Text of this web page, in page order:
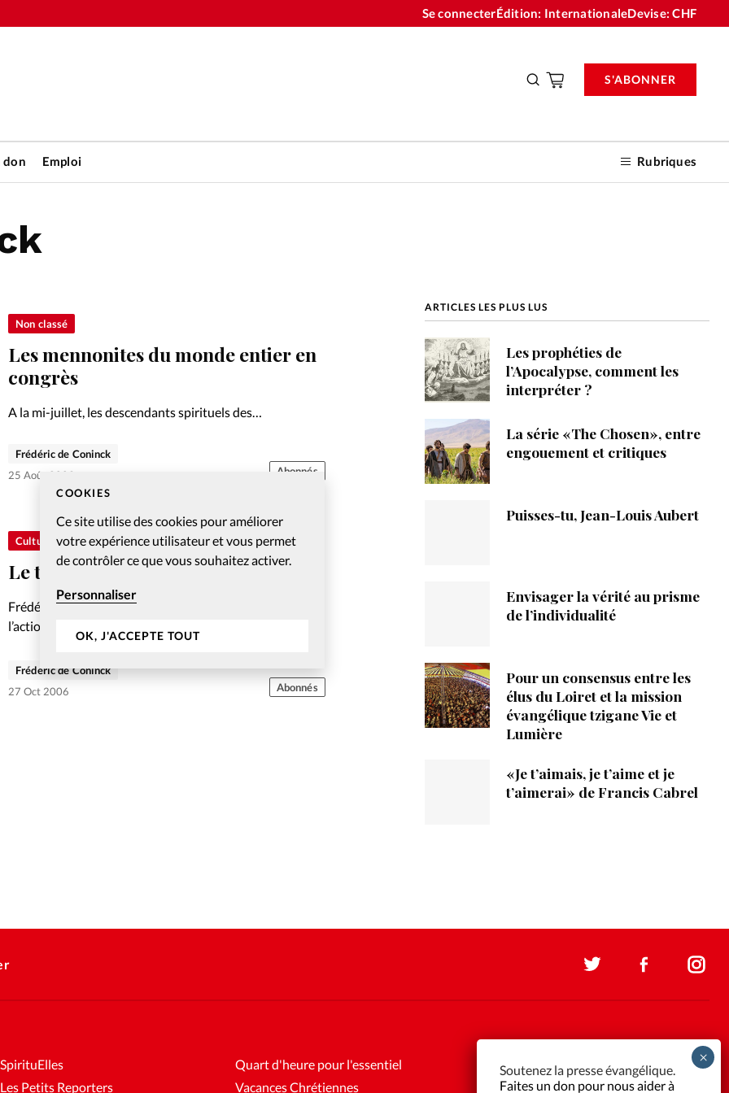
COOKIES
Ce site utilise des cookies pour améliorer
votre expérience utilisateur et vous permet
de contrôler ce que vous souhaitez activer.
Personnaliser
OK, J'ACCEPTE TOUT
Se connecterÉdition: InternationaleDevise:CHF
don Emploi Rubriques
S'ABONNER
Foi
Opinions
La boutique
Changemement d'adresse
Non classé
Les mennonites du monde entier en
congrès
A la mi-juillet, les descendants spirituels des
Paraguay. La conférence a fait la part belle au Sud
Frédéric de Coninck
25 Août 2009
Abonnés
Culture
Le travail compte aux yeux de Dieu
Frédéric De Coninck analyse le rapport des chrétiens à
l’action
Frédéric de Coninck
27 Oct 2006
Abonnés
ARTICLES LES PLUS LUS
Les prophéties de
l’Apocalypse, comment les
interpréter ?
La série «The Chosen», entre
engouement et critiques
Puisses-tu, Jean-Louis Aubert
Envisager la vérité au prisme
de l’individualité
Pour un consensus entre les
élus du Loiret et la mission
évangélique tzigane Vie et
Lumière
«Je t’aimais, je t’aime et je
t’aimerai» de Francis Cabrel
SpirituElles
Les Petits Reporters
Quart d'heure pour l'essentiel
Vacances Chrétiennes
Soutenez la presse évangélique.
Faites un don pour nous aider à